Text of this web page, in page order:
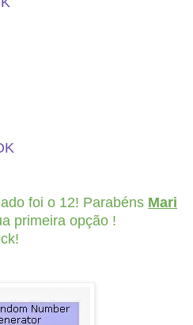
foi o 12! Parabéns Mari
primeira opção !